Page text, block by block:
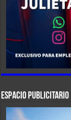
ESPACIO PUBLICITARIO